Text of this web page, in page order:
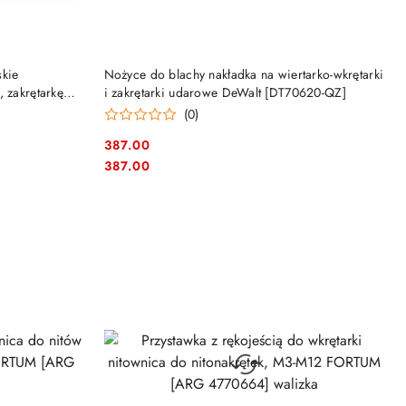
zakrętarkę
Nożyce do blachy nakładka na wiertarko-wkrętarki
i zakrętarki udarowe DeWalt [DT70620-QZ]
(0)
Cena:
387.00
Cena:
387.00
DO KOSZYKA